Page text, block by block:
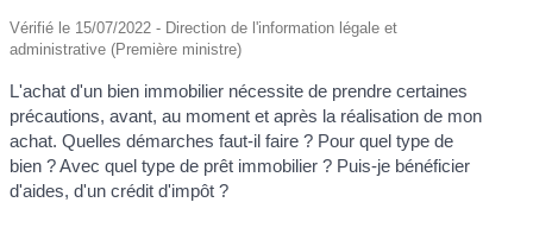
Vérifié le 15/07/2022 - Direction de l'information légale et
administrative (Première ministre)
L'achat d'un bien immobilier nécessite de prendre certaines
précautions, avant, au moment et après la réalisation de mon
achat. Quelles démarches faut-il faire ? Pour quel type de
bien ? Avec quel type de prêt immobilier ? Puis-je bénéficier
d'aides, d'un crédit d'impôt ?